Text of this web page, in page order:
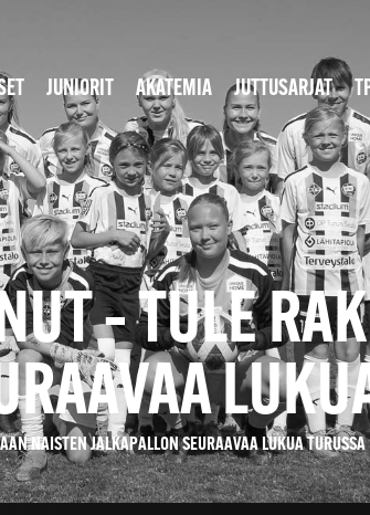
JUNIORIT AKATEMIA JUTTUSARJAT
– TULE
NAISTEN JALKAPALLON SEURAAVAA LUKUA TURUSSA